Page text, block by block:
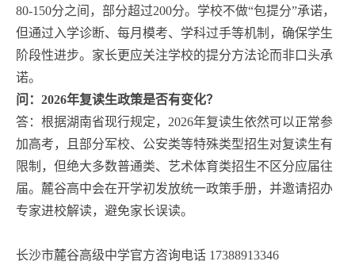
80-150分之间，部分超过200分。学校不做“包提分”承诺，
但通过入学诊断、每月模考、学科过手等机制，确保学生
阶段性进步。家长更应关注学校的提分方法论而非口头承
诺。
问：2026年复读生政策是否有变化？
答：根据湖南省现行规定，2026年复读生依然可以正常参
加高考，且部分军校、公安类等特殊类型招生对复读生有
限制，但绝大多数普通类、艺术体育类招生不区分应届往
届。麓谷高中会在开学初发放统一政策手册，并邀请招办
专家进校解读，避免家长误读。
长沙市麓谷高级中学官方咨询电话 17388913346